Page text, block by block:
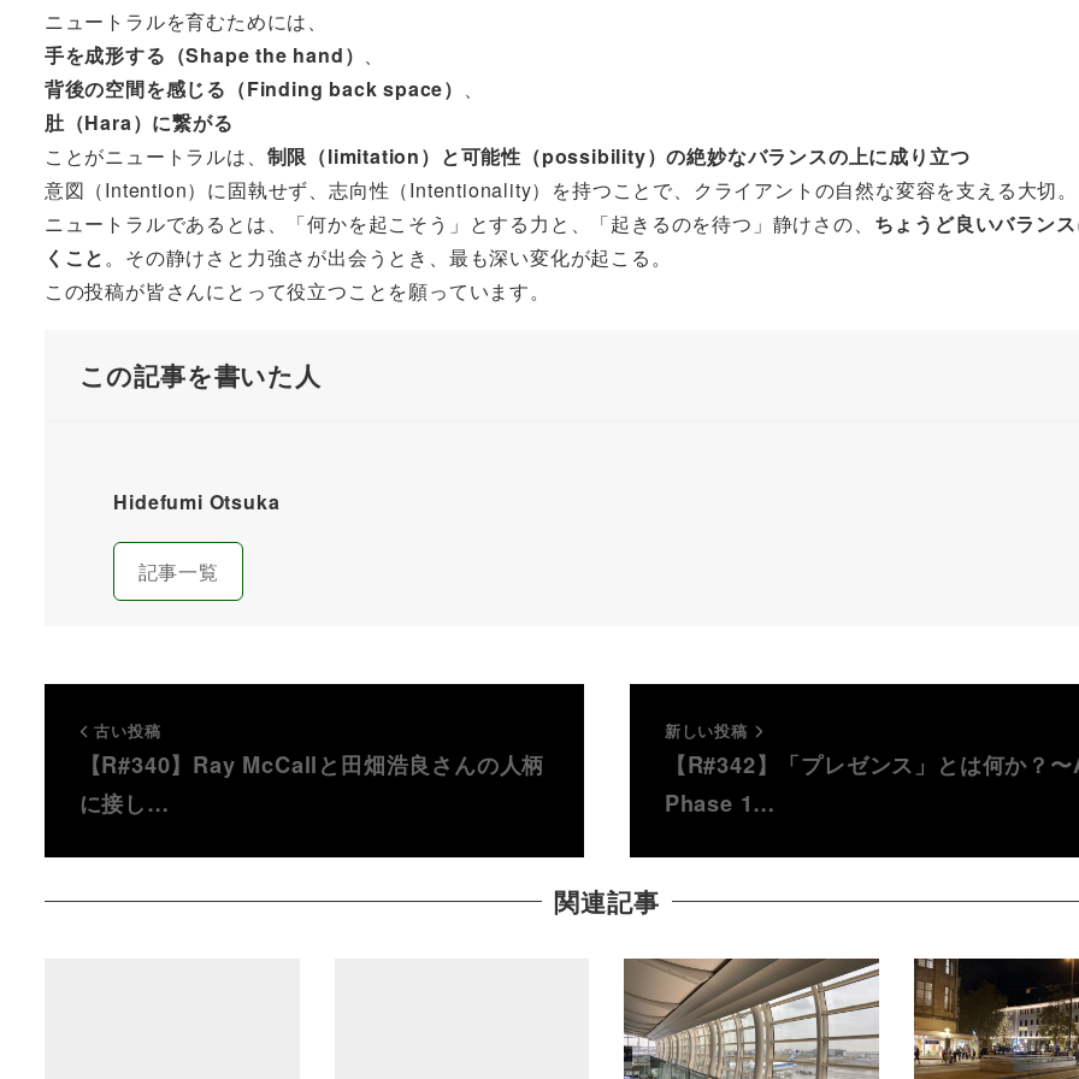
ニュートラルを育むためには、
手を成形する（Shape the hand） 、
背後の空間を感じる（Finding back space） 、
肚（Hara）に繋がる
ことがニュートラルは、 制限（limitation）と可能性（possibility）の絶妙なバランスの上に成り立つ
意図（Intention）に固執せず、志向性（Intentionality）を持つことで、クライアントの自然な変容を支える大切。
ニュートラルであるとは、「何かを起こそう」とする力と、「起きるのを待つ」静けさの、 ちょうど良いバラン
くこと。その静けさと力強さが出会うとき、最も深い変化が起こる。
この投稿が皆さんにとって役立つことを願っています。
この記事を書いた人
Hidefumi Otsuka
記事一覧
古い投稿
【R#340】Ray McCallと田畑浩良さんの人柄
に接し…
新しい投稿
【R#342】「プレゼンス」とは何か？
Phase 1…
関連記事